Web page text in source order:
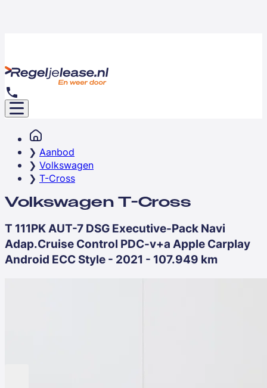
Aanbod
Volkswagen
T-Cross
Volkswagen T-Cross
T 111PK AUT-7 DSG Executive-Pack Navi
Adap.Cruise Control PDC-v+a Apple Carplay
Android ECC Style - 2021 - 107.949 km